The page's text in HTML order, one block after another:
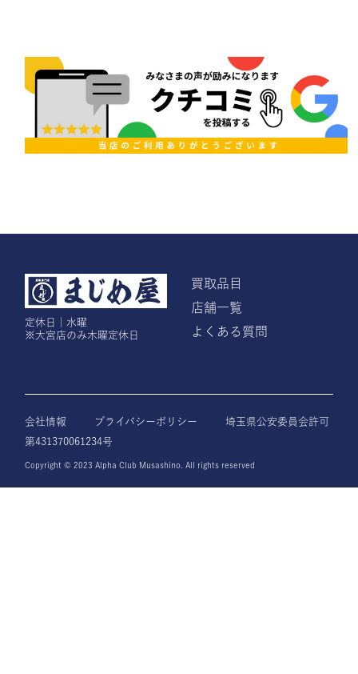
定休日｜水曜
※大宮店のみ木曜定休日
買取品目
店舗一覧
よくある質問
会社情報 プライバシーポリシー
埼玉県公安委員会許可
第431370061234号
Copyright © 2023 Alpha Club Musashino. All rights reserved